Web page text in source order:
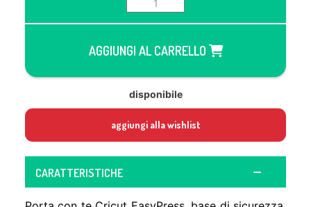
AGGIUNGI AL CARRELLO
disponibile
aggiungi alla wishlist
CARATTERISTICHE